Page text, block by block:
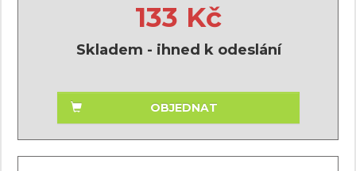
133 Kč
Skladem - ihned k odeslání
OBJEDNAT